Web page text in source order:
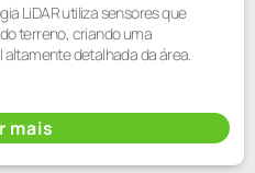
LiDAR utiliza sensores que
terreno, criando uma
detalhada da área.
mais